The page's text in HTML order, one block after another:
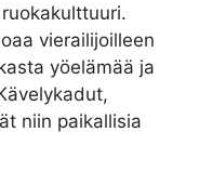
vierailijoilleen
yöelämää ja
niin paikallisia